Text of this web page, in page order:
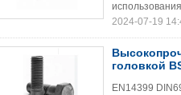
2024-07-19
головкой
EN14399